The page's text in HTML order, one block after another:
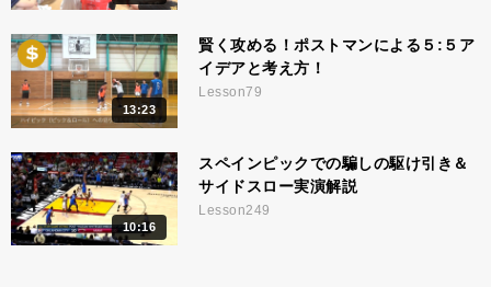
13:23
賢く攻める！ポストマンによる５:５ア
イデアと考え方！
Lesson79
10:16
スペインピックでの騙しの駆け引き＆
サイドスロー実演解説
Lesson249